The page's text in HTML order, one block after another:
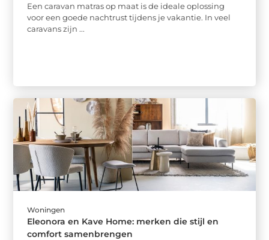
Een caravan matras op maat is de ideale oplossing
voor een goede nachtrust tijdens je vakantie. In veel
caravans zijn ...
Woningen
Eleonora en Kave Home: merken die stijl en
comfort samenbrengen